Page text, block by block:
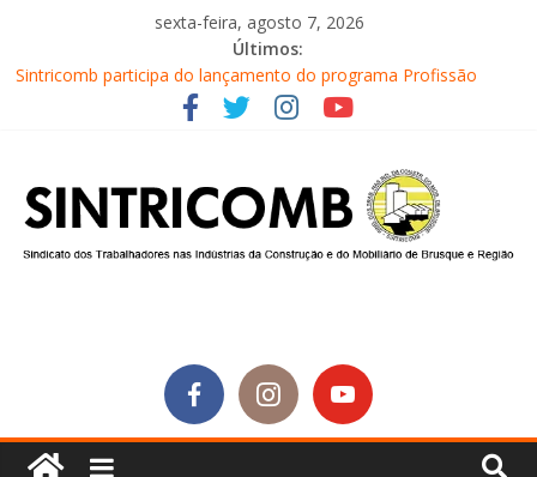
sexta-feira, agosto 7, 2026
Últimos:
Sintricomb participa do lançamento do programa Profissão
Construir em Brusque
Equipe do SINTRICOMB realiza mais uma edição do Café na
Conselho Fiscal do SINTRICOMB realiza avaliação das contas do
sindicato
Diretores do SINTRICOMB são eleitos para a direção da Nova
Central Sindical de SC